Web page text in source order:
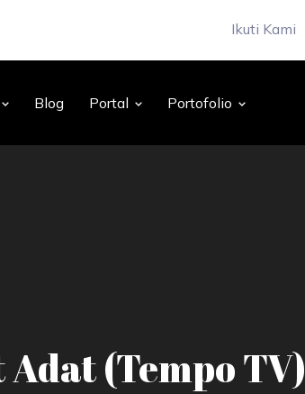
Ikuti Kami
Blog Portal Portofolio
(Tempo TV)